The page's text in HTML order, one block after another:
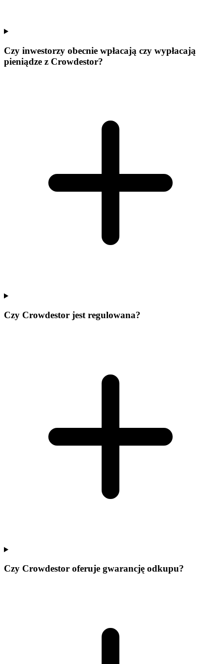
Czy inwestorzy obecnie wpłacają czy wypłacają
pieniądze z Crowdestor?
Czy Crowdestor jest regulowana?
Czy Crowdestor oferuje gwarancję odkupu?